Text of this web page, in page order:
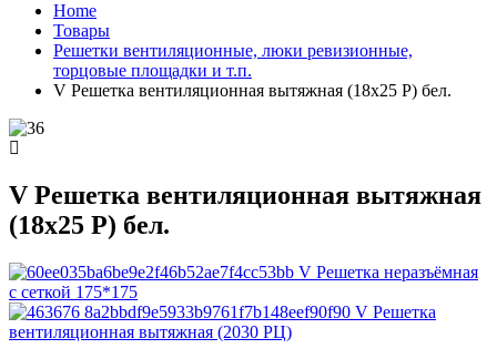
Home
Товары
Решетки вентиляционные, люки ревизионные,
торцовые площадки и т.п.
V Решетка вентиляционная вытяжная (18х25 Р) бел.
V Решетка вентиляционная вытяжная
(18х25 Р) бел.
V Решетка неразъёмная
с сеткой 175*175
V Решетка
вентиляционная вытяжная (2030 PЦ)